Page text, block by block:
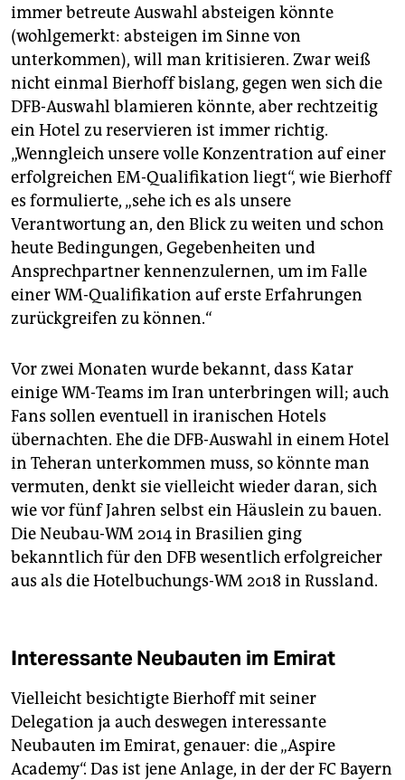
immer betreute Auswahl absteigen könnte
(wohlgemerkt: absteigen im Sinne von
unterkommen), will man kritisieren. Zwar weiß
nicht einmal Bierhoff bislang, gegen wen sich die
DFB-Auswahl blamieren könnte, aber rechtzeitig
ein Hotel zu reservieren ist immer richtig.
„Wenngleich unsere volle Konzentration auf einer
erfolgreichen EM-Qualifikation liegt“, wie Bierhoff
es formulierte, „sehe ich es als unsere
Verantwortung an, den Blick zu weiten und schon
heute Bedingungen, Gegebenheiten und
Ansprechpartner kennenzulernen, um im Falle
einer WM-Qualifikation auf erste Erfahrungen
zurückgreifen zu können.“
Vor zwei Monaten wurde bekannt, dass Katar
einige WM-Teams im Iran unterbringen will; auch
Fans sollen eventuell in iranischen Hotels
übernachten. Ehe die DFB-Auswahl in einem Hotel
in Teheran unterkommen muss, so könnte man
vermuten, denkt sie vielleicht wieder daran, sich
wie vor fünf Jahren selbst ein Häuslein zu bauen.
Die Neubau-WM 2014 in Brasilien ging
bekanntlich für den DFB wesentlich erfolgreicher
aus als die Hotelbuchungs-WM 2018 in Russland.
Interessante Neubauten im Emirat
Vielleicht besichtigte Bierhoff mit seiner
Delegation ja auch deswegen interessante
Neubauten im Emirat, genauer: die „Aspire
Academy“. Das ist jene Anlage, in der der FC Bayern